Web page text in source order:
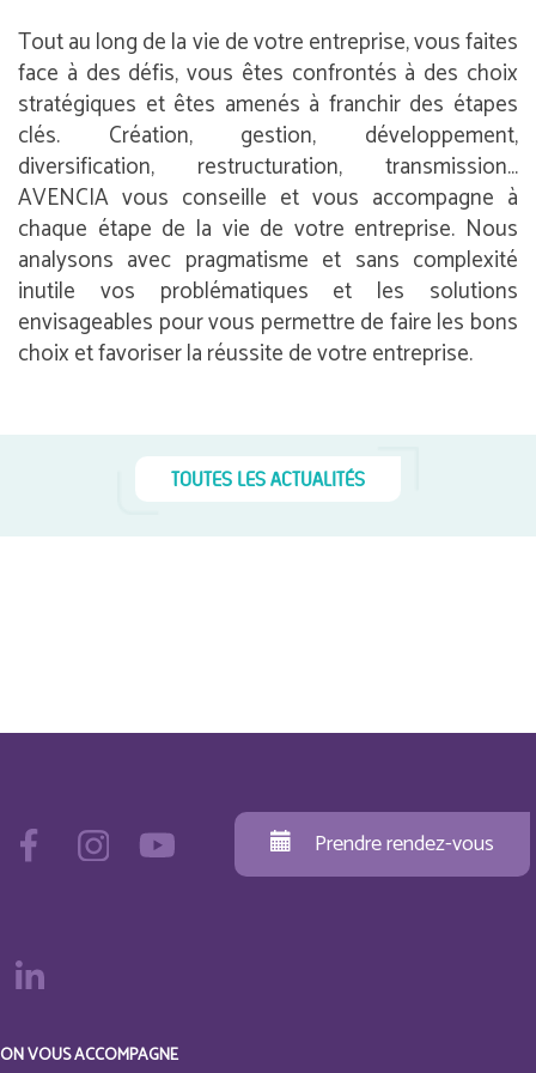
Tout au long de la vie de votre entreprise, vous faites
face à des défis, vous êtes confrontés à des choix
stratégiques et êtes amenés à franchir des étapes
clés. Création, gestion, développement,
diversification, restructuration, transmission…
AVENCIA vous conseille et vous accompagne à
chaque étape de la vie de votre entreprise. Nous
analysons avec pragmatisme et sans complexité
inutile vos problématiques et les solutions
envisageables pour vous permettre de faire les bons
choix et favoriser la réussite de votre entreprise.
TOUTES LES ACTUALITÉS
Prendre rendez-vous
ON VOUS ACCOMPAGNE